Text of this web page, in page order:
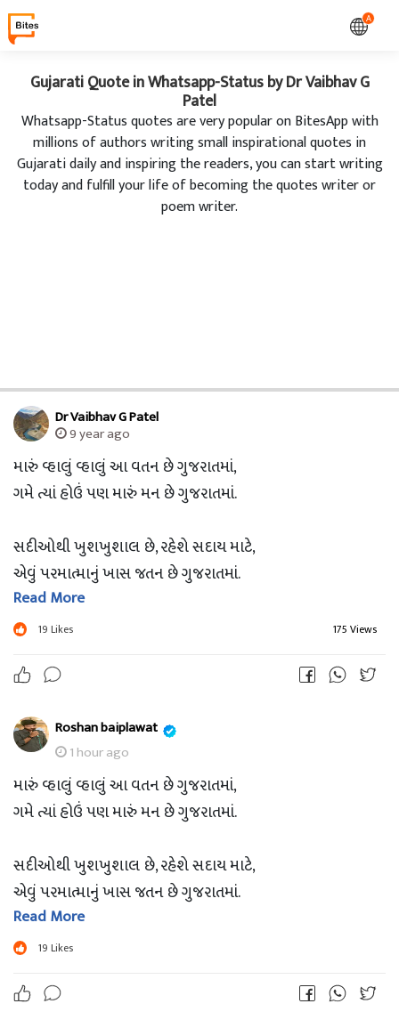
A
Gujarati Quote in Whatsapp-Status by Dr Vaibhav G
Patel
Whatsapp-Status quotes are very popular on BitesApp with
millions of authors writing small inspirational quotes in
Gujarati daily and inspiring the readers, you can start writing
today and fulfill your life of becoming the quotes writer or
poem writer.
Dr Vaibhav G Patel
9 year ago
મારું વ્હાલું વ્હાલું આ વતન છે ગુજરાતમાં,
ગમે ત્યાં હોઉં પણ મારું મન છે ગુજરાતમાં.
સદીઓથી ખુશખુશાલ છે, રહેશે સદાય માટે,
એવું પરમાત્માનું ખાસ જતન છે ગુજરાતમાં.
આવકારે દરેકને ને સંભાળે ભાઈબંધુની જેમ,
ગુજરાત સ્થાપના દિવસની વધામણી.
Read More
19 Likes 175 Views
Roshan baiplawat
1 hour ago
મારું વ્હાલું વ્હાલું આ વતન છે ગુજરાતમાં,
ગમે ત્યાં હોઉં પણ મારું મન છે ગુજરાતમાં.
સદીઓથી ખુશખુશાલ છે, રહેશે સદાય માટે,
એવું પરમાત્માનું ખાસ જતન છે ગુજરાતમાં.
આવકારે દરેકને ને સંભાળે ભાઈબંધુની જેમ,
Read More
19 Likes